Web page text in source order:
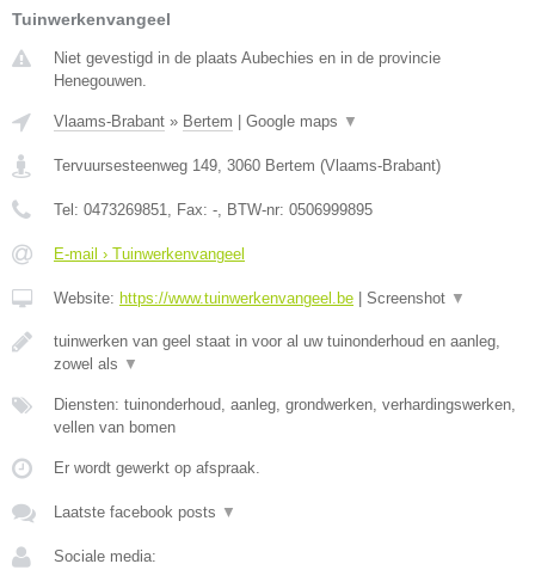
Tuinwerkenvangeel
Niet gevestigd in de plaats Aubechies en in de provincie
Henegouwen.
Vlaams-Brabant » Bertem Google maps ▼
Tervuursesteenweg 149, 3060 Bertem (Vlaams-Brabant)
Tel: 0473269851, Fax: -, BTW-nr: 0506999895
E-mail › Tuinwerkenvangeel
Website: https://www.tuinwerkenvangeel.be Screenshot ▼
tuinwerken van geel staat in voor al uw tuinonderhoud en aanleg,
zowel als ▼
Diensten: tuinonderhoud, aanleg, grondwerken, verhardingswerken,
vellen van bomen
Er wordt gewerkt op afspraak.
Laatste facebook posts ▼
Sociale media: